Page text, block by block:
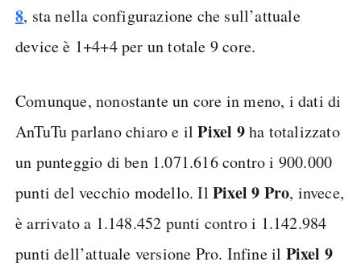
8, sta nella configurazione che sull’attuale
device è 1+4+4 per un totale 9 core.
Comunque, nonostante un core in meno, i dati di
AnTuTu parlano chiaro e ilPixel 9ha totalizzato
un punteggio di ben 1.071.616 contro i 900.000
punti del vecchio modello. Il Pixel 9 Pro, invece,
è arrivato a 1.148.452 punti contro i 1.142.984
punti dell’attuale versione Pro. Infine il Pixel 9